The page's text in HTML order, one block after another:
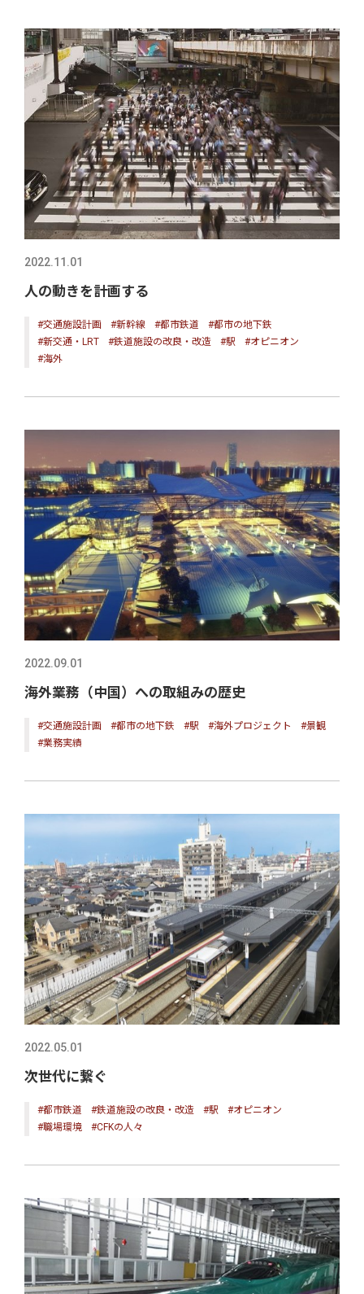
2022.11.01
人の動きを計画する
#交通施設計画 #新幹線 #都市鉄道
#都市の地下鉄
#新交通・LRT
#鉄道施設の改良・改造 #駅
#オピニオン
#海外
2022.09.01
海外業務（中国）への取組みの歴史
#交通施設計画 #都市の地下鉄 #駅 #海外プロジェクト
#景観
#業務実績
2022.05.01
次世代に繋ぐ
#都市鉄道 #鉄道施設の改良・改造 #駅
#オピニオン
#職場環境
#CFKの人々